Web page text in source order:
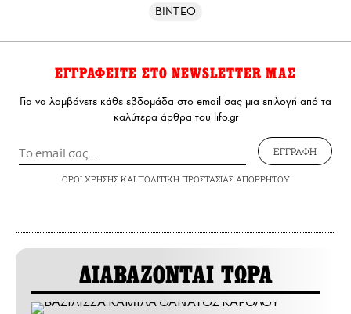
ΒΙΝΤΕΟ
ΕΓΓΡΑΦΕΙΤΕ ΣΤΟ NEWSLETTER ΜΑΣ
Για να λαμβάνετε κάθε εβδομάδα στο email σας μια επιλογή από τα
καλύτερα άρθρα του lifo.gr
ΕΓΓΡΑΦΗ
ΟΡΟΙ ΧΡΗΣΗΣΚΑΙ ΠΟΛΙΤΙΚΗ ΠΡΟΣΤΑΣΙΑΣ ΑΠΟΡΡΗΤΟΥ
ΔΙΑΒΑΖΟΝΤΑΙ ΤΩΡΑ